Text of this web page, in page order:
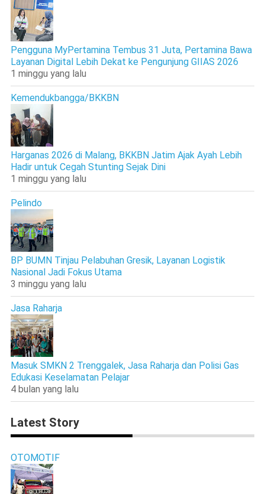
Pengguna MyPertamina Tembus 31 Juta, Pertamina Bawa
Layanan Digital Lebih Dekat ke Pengunjung GIIAS 2026
1 minggu yang lalu
Kemendukbangga/BKKBN
Harganas 2026 di Malang, BKKBN Jatim Ajak Ayah Lebih
Hadir untuk Cegah Stunting Sejak Dini
1 minggu yang lalu
Pelindo
BP BUMN Tinjau Pelabuhan Gresik, Layanan Logistik
Nasional Jadi Fokus Utama
3 minggu yang lalu
Jasa Raharja
Masuk SMKN 2 Trenggalek, Jasa Raharja dan Polisi Gas
Edukasi Keselamatan Pelajar
4 bulan yang lalu
Latest Story
OTOMOTIF